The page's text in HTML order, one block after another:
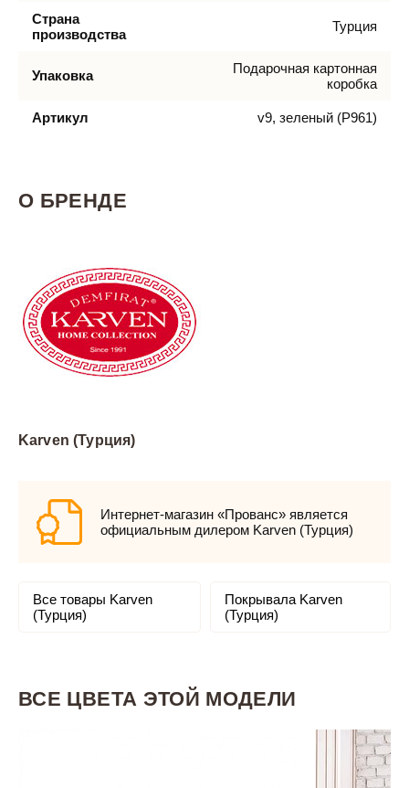
Страна
производства
Турция
Упаковка
Подарочная картонная
коробка
Артикул v9, зеленый (P961)
О БРЕНДЕ
Karven (Турция)
Интернет-магазин «Прованс» является
официальным дилером Karven (Турция)
Все товары Karven
(Турция)
Покрывала Karven
(Турция)
ВСЕ ЦВЕТА ЭТОЙ МОДЕЛИ